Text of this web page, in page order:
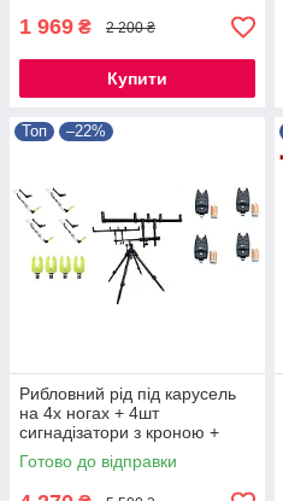
1 969 ₴ 2 200 ₴
Купити
Топ –22%
Рибловний рід під карусель
на 4х ногах + 4шт
сигнадізатори з кроною +
свінгери на штанзі 4 шт, рогач
4 шт
Готово до відправки